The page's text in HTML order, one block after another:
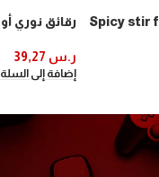
Spicy stir
رقائق نوري أو seaweed
ر.س
إضافة إلى السلة